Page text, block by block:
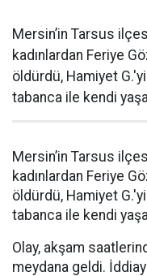
Mersin’in Tarsus
kadınlardan Feriye
öldürdü, Hamiyet G.'yi
tabanca ile kendi
Mersin’in Tarsus
kadınlardan Feriye
öldürdü, Hamiyet G.'yi
tabanca ile kendi
Olay, akşam
meydana geldi.